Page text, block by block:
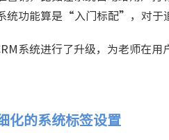
统功能算是“入门标配”，对于
系统进行了升级，为老师在
化的系统标签设置